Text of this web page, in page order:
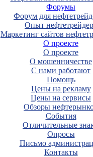
Форумы
Форум для
Опыт
Маркетинг сайтов
О проекте
О проекте
О мошенничестве
С нами работают
Помощь
Цены на рекламу
Цены на сервисы
Обзоры
События
Отличительные
Опросы
Письмо
Контакты